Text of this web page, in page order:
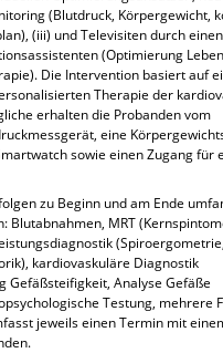
(Blutdruck, Körpergewicht,
(iii) und Televisiten durch
(Optimierung
Die Intervention basiert auf
Therapie der
erhalten die Probanden vom
eine
sowie einen Zugang für
zu Beginn und am Ende
Blutabnahmen, MRT
kardiovaskuläre Diagnostik
Gefäßsteifigkeit, Analyse Gefäße
Testung, mehrere
jeweils einen Termin mit